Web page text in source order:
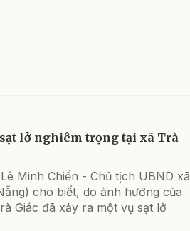
lở nghiêm trọng tại xã Trà
Minh Chiến - Chủ tịch UBND xã
cho biết, do ảnh hưởng của
Giác đã xảy ra một vụ sạt lở